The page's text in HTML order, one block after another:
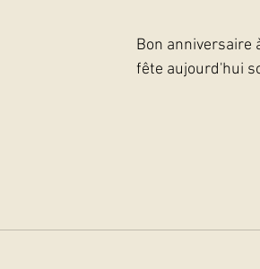
Bon anniversaire
fête aujourd'hui